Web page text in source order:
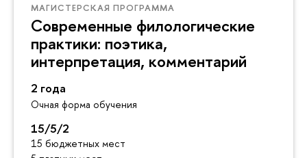
МАГИСТЕРСКАЯ ПРОГРАММА
Современные филологические
практики: поэтика,
интерпретация, комментарий
2 года
Очная форма обучения
15/5/2
15 бюджетных мест